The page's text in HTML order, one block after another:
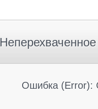
Ошибка (Error):